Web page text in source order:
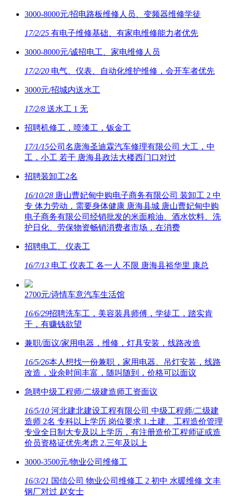
3000-8000元/招电路板维修人员、变频器维修学徒
17/2/25 有电子维修基础、有家电维修能力者优先
3000-8000元/诚招电工、家电维修人员
17/2/20 电气、仪表、自动化维护维修，会开车者优先
3000元/招城内送水工
17/2/8 送水工 1 无
招聘机修工，喷漆工，钣金工
17/1/15公司名唐海圣迪霖汽车修理有限公司 大工，中
工，小工 若干 唐海县政法大楼西门口对过
招聘装卸工2名
16/10/28 唐山曹妃甸中购电子商务有限公司 装卸工 2 中
专 体力劳动，需要身体健康 唐海县城 唐山曹妃甸中购
电子商务有限公司经销批发的米面粮油、酒水饮料、洗
护日化、劳保物资畅销消费者市场，在消费
招聘电工、仪表工
16/7/13 电工 仪表工 各一人 不限 唐海县裕华里 康总
2700元/诗情车意汽车生活馆
16/6/29招聘洗车工，美容装具师傅，学徒工，踏实肯
干，有赚钱欲望
兼职/面议/家用电器，维修，灯具安装，线路改造
16/5/26本人想找一份兼职，家用电器、吊灯安装，线路
改造，业余时间丰富，随叫随到，价格可以面议
急聘中级工程师/二级建造师工资面议
16/5/10 河北建北建设工程有限公司 中级工程师/二级建
造师 2名 专科以上学历 岗位要求 1.土建、工程造价管理
专业全日制大专及以上学历，有注册造价工程师证或造
价员资格证优先考虑 2.三年及以上
3000-3500元/物业公司维修工
16/3/21 国信公司 物业公司维修工 2 初中 水暖维修 文丰
钢厂对过 赵女士